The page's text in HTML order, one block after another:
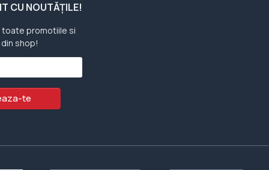
CU NOUTĂȚILE!
toate promotiile si
shop!
te